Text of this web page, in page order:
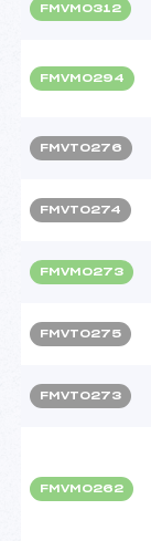
FMVM0312
FMVM0294
FMVT0276
FMVT0274
FMVM0273
FMVT0275
FMVT0273
FMVM0262